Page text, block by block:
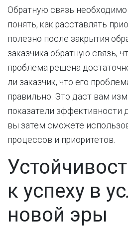
Обратную связь
понять, как расставлять
полезно после закрытия
заказчика обратную связь,
проблема решена
ли заказчик, что его
правильно. Это даст вам
показатели эффективности
вы затем сможете
процессов и приоритетов.
к успеху в
новой эры